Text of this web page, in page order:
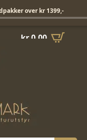
kr0,00
over kr 1399,-